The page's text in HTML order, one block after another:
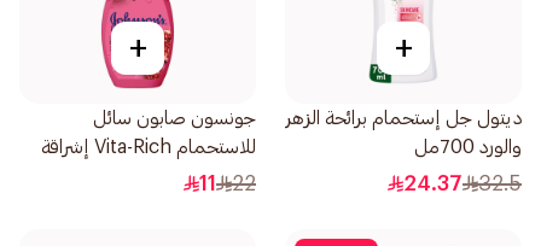
+
ديتول جل إستحمام برائحة الزهر
والورد 700مل
32.5
24.37
+
جونسون صابون سائل
للاستحمام Vita-Rich إشراقة
250مل
22
11